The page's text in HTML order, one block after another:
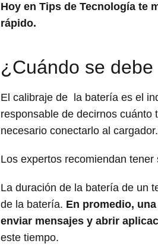
Hoy en Tips de Tecnología te
rápido.
¿Cuándo se
El calibraje de la batería es el
responsable de decirnos
necesario conectarlo al cargador.
Los expertos recomiendan
La duración de la batería de un
de la batería. En promedio,
enviar mensajes y abrir
este tiempo.